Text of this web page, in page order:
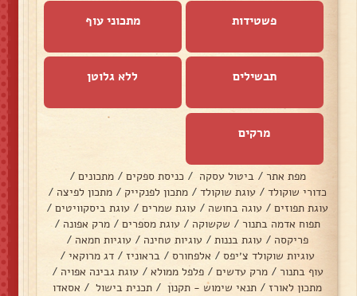
פשטידות מתכוני עוף
תבשילים ללא גלוטן
מרקים
מפת אתר / ביטול עסקה / כניסת ספקים / מתכונים /
כדורי שוקולד / עוגת שוקולד / מתכון לפנקייק / מתכון לפיצה /
עוגת תפוזים / עוגה בחושה / עוגת שמרים / עוגת ביסקוויטים /
תפוח אדמה בתנור / שקשוקה / עוגת מספרים / מרק אפונה /
פריקסה / עוגת בננות / עוגיות טחינה / עוגיות חמאה /
עוגיות שוקולד צ׳יפס / אלפחורס / בראוניז / דג מרוקאי /
עוף בתנור / מרק עדשים / פלפל ממולא / עוגת גבינה אפויה /
מתכון לאורז / תנאי שימוש - תקנון / תכנית בישול / אסאדו